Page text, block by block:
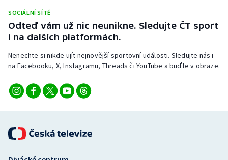
SOCIÁLNÍ SÍTĚ
Odteď vám už nic neunikne. Sledujte ČT sport
i na dalších platformách.
Nenechte si nikde ujít nejnovější sportovní události. Sledujte nás i
na Facebooku, X, Instagramu, Threads či YouTube a buďte v obraze.